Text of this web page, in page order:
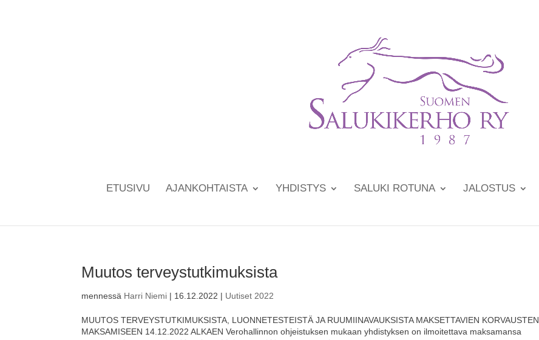
ETUSIVU AJANKOHTAISTA YHDISTYS SALUKI ROTUNA JALOSTUS
Muutos terveystutkimuksista
mennessä Harri Niemi | 16.12.2022 | Uutiset 2022
MUUTOS TERVEYSTUTKIMUKSISTA, LUONNETESTEISTÄ JA RUUMIINAVAUKSISTA MAKSETTAVIEN KORVAUSTEN
MAKSAMISEEN 14.12.2022 ALKAEN Verohallinnon ohjeistuksen mukaan yhdistyksen on ilmoitettava maksamansa